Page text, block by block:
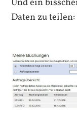
Daten zu teilen: